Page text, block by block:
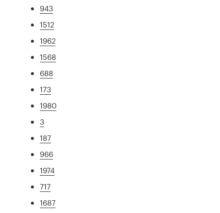
943
1512
1962
1568
688
173
1980
3
187
966
1974
717
1687